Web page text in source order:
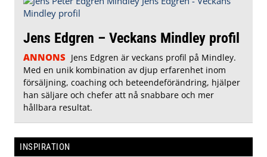
Jens Edgren – Veckans Mindley profil
ANNONS Jens Edgren är veckans profil på Mindley.
Med en unik kombination av djup erfarenhet inom
försäljning, coaching och beteendeförändring, hjälper
han säljare och chefer att nå snabbare och mer
hållbara resultat.
INSPIRATION